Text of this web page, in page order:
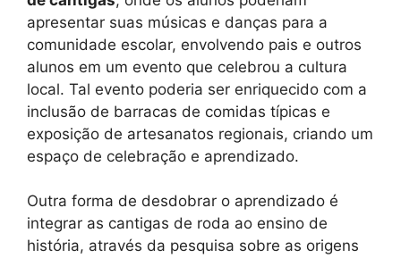
apresentar suas músicas e danças para a
comunidade escolar, envolvendo pais e outros
alunos em um evento que celebrou a cultura
local. Tal evento poderia ser enriquecido com a
inclusão de barracas de comidas típicas e
exposição de artesanatos regionais, criando um
espaço de celebração e aprendizado.
Outra forma de desdobrar o aprendizado é
integrar as cantigas de roda ao ensino de
história, através da pesquisa sobre as origens